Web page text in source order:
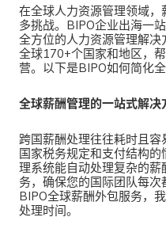
在全球人力资源管理领域
多挑战。 BIPO企业出海一
全方位的人力资源管理解
全球170+个国家和地区，
营。以下是BIPO如何简化
全球薪酬管理的一站式解决
跨国薪酬处理往往耗时且
国家税务规定和支付结构的
理系统能自动处理复杂的
务，确保您的国际团队每
BIPO全球薪酬外包服务，
处理时间。